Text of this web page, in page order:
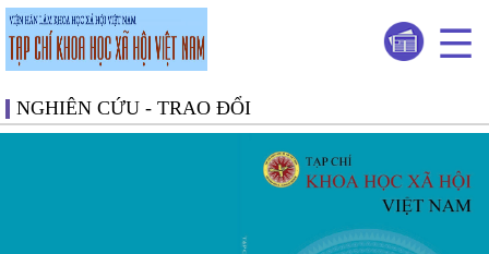
NGHIÊN CỨU - TRAO ĐỔI